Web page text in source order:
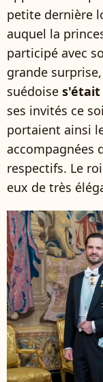
petite dernière
auquel la
participé avec
grande
suédoise s'était
ses invités ce
portaient ainsi
accompagnées
respectifs. Le
eux de très